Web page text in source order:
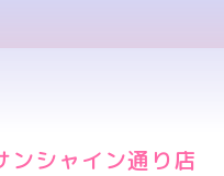
ンシャイン通り店